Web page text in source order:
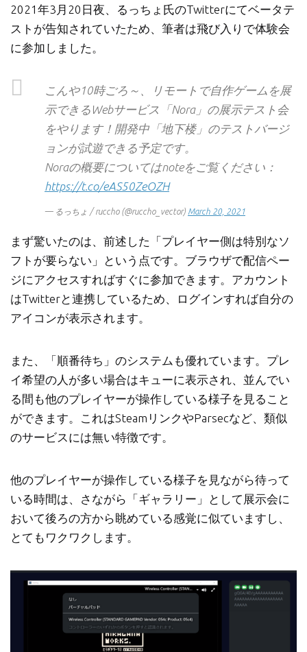
2021年3月20日夜、るっちょ氏のTwitterにてベータテ
ストが告知されていたため、筆者は飛び入りで体験会
に参加しました。
こんや10時ごろ～、リモートで自作ゲームを展
示できるWebサービス「Nora」の展示テスト会
をやります！開発中「地下楼」のテストバージ
ョンが試遊できる予定です。
Noraの概要についてはnoteをご覧ください：
https://t.co/eAS50ZeOZH
— るっちょ / ruccho (@ruccho_vector) March 20, 2021
まず驚いたのは、前述した「プレイヤー側は特別なソ
フトが要らない」という点です。ブラウザで配信ペー
ジにアクセスすればすぐに参加できます。アカウント
はTwitterと連携しているため、ログインすれば自分の
アイコンが表示されます。
また、「順番待ち」のシステムも優れています。プレ
イ希望の人が多い場合はキューに表示され、並んでい
る間も他のプレイヤーが操作している様子を見ること
ができます。これはSteamリンクやParsecなど、類似
のサービスには無い特徴です。
他のプレイヤーが操作している様子を見ながら待って
いる時間は、さながら「ギャラリー」として展示会に
おいて後ろの方から眺めている感覚に似ていますし、
とてもワクワクします。